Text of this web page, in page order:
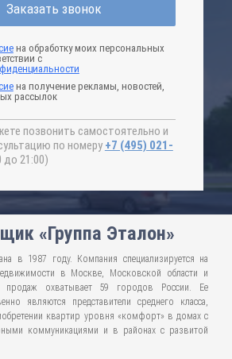
Заказать звонок
на обработку моих персональных
с
на получение рекламы, новостей,
рассылок
позвонить самостоятельно и
по номеру +7 (495) 021-
до 21:00)
«Группа Эталон»
в 1987 году. Компания специализируется на
в Москве, Московской области и
продаж охватывает 59 городов России. Ее
являются представители среднего класса,
квартир уровня «комфорт» в домах с
коммуникациями и в районах с развитой